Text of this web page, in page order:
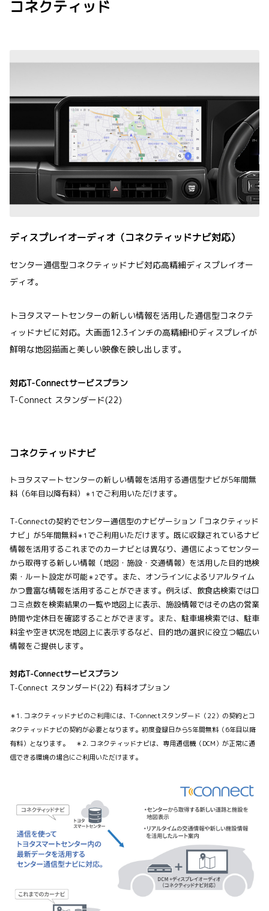
コネクティッド
ディスプレイオーディオ（コネクティッドナビ対応）
センター通信型コネクティッドナビ対応高精細ディスプレイオー
ディオ。
トヨタスマートセンターの新しい情報を活用した通信型コネクテ
ィッドナビに対応。大画面12.3インチの高精細HDディスプレイが
鮮明な地図描画と美しい映像を映し出します。
対応T-Connectサービスプラン
T-Connect スタンダード(22)
コネクティッドナビ
トヨタスマートセンターの新しい情報を活用する通信型ナビが5年間無
料（6年目以降有料）
＊1 でご利用いただけます。
T-Connectの契約でセンター通信型のナビゲーション「コネクティッド
ナビ」が5年間無料＊1 でご利用いただけます。既に収録されているナビ
情報を活用するこれまでのカーナビとは異なり、通信によってセンター
から取得する新しい情報（地図・施設・交通情報）を活用した目的地検
索・ルート設定が可能＊2です。また、オンラインによるリアルタイム
かつ豊富な情報を活用することができます。例えば、飲食店検索では口
コミ点数を検索結果の一覧や地図上に表示、施設情報ではその店の営業
時間や定休日を確認することができます。また、駐車場検索では、駐車
料金や空き状況を地図上に表示するなど、目的地の選択に役立つ幅広い
情報をご提供します。
対応T-Connectサービスプラン
T-Connect スタンダード(22) 有料オプション
＊1. コネクティッドナビのご利用には、T-Connectスタンダード（22）の契約とコ
ネクティッドナビの契約が必要となります。初度登録日から5年間無料（6年目以降
有料）となります。 ＊2. コネクティッドナビは、専用通信機（DCM）が正常に通
信できる環境の場合にご利用いただけます。